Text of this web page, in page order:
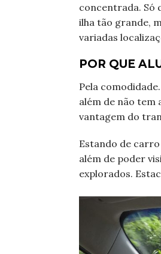
concentrada. Só
ilha tão grande,
variadas
POR QUE
Pela
além de não tem
vantagem do
Estando de
além de poder
explorados.